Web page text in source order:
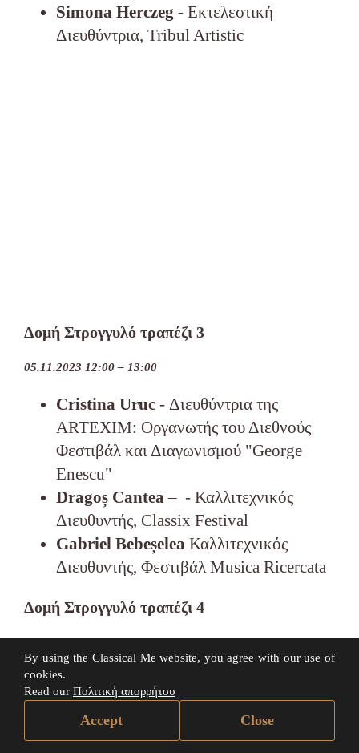
By using the Classical Me website, you agree with our use of
cookies.
Read our Πολιτική απορρήτου
Accept Close
Simona Herczeg - Εκτελεστική
Διευθύντρια, Tribul Artistic
Δομή Στρογγυλό τραπέζι 3
05.11.2023 12:00 – 13:00
Cristina Uruc - Διευθύντρια της
ARTEXIM: Οργανωτής του Διεθνούς
Φεστιβάλ και Διαγωνισμού "George
Enescu"
Dragoș Cantea– - Καλλιτεχνικός
Διευθυντής, Classix Festival
Gabriel Bebeșelea Καλλιτεχνικός
Διευθυντής, Φεστιβάλ Musica Ricercata
Δομή Στρογγυλό τραπέζι 4
Giosuè Prezioso
ακαδημαϊκών υποθέσεων, Unicollege
Torino